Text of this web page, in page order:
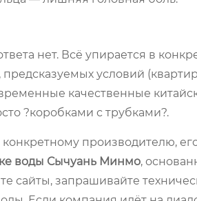
нет. Всё упирается в
условий
качественные
?коробками с трубками?.
производителю,
воды Сычуань Минмо,
сайты, запрашивайте